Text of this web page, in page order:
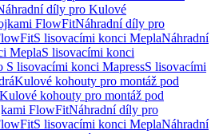
díly pro Kulové
FlowFitNáhradní díly pro
S lisovacími konci MeplaNáhradní
MeplaS lisovacími konci
S lisovacími konci MapressS lisovacími
Kulové kohouty pro montáž pod
kohouty pro montáž pod
FlowFitNáhradní díly pro
S lisovacími konci MeplaNáhradní